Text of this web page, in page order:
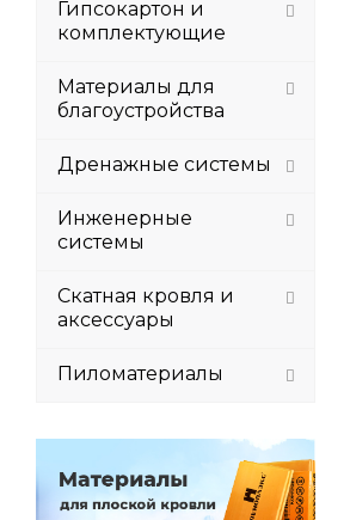
Гипсокартон и
комплектующие
Материалы для
благоустройства
Дренажные системы
Инженерные
системы
Скатная кровля и
аксессуары
Пиломатериалы